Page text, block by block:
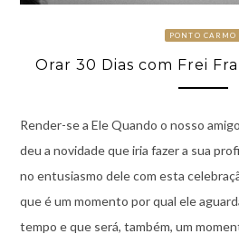
PONTO CARMO
Orar 30 Dias com Frei
Render-se a Ele Quando o nosso
deu a novidade que iria fazer a sua
no entusiasmo dele com esta
que é um momento por qual ele
tempo e que será, também, um